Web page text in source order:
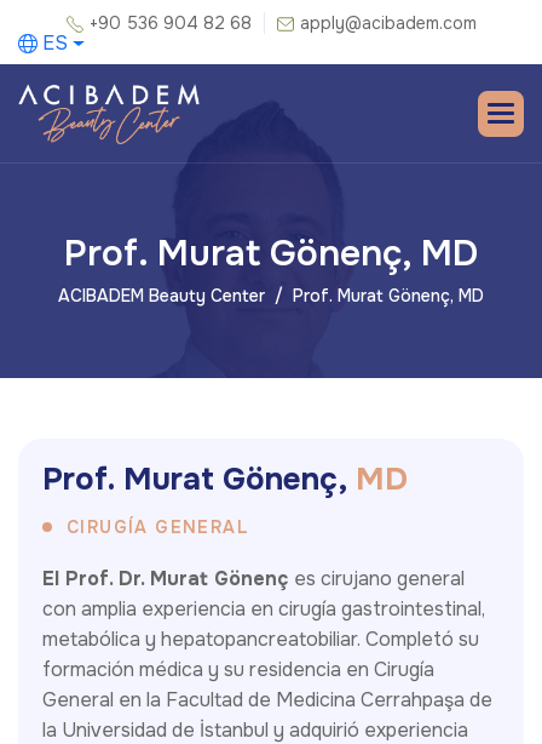
+90 536 904 82 68 apply@acibadem.com
ES
Prof. Murat Gönenç, MD
ACIBADEM Beauty Center Prof. Murat Gönenç, MD
Prof. Murat Gönenç, MD
CIRUGÍA GENERAL
El Prof. Dr. Murat Gönenç es cirujano general
con amplia experiencia en cirugía gastrointestinal,
metabólica y hepatopancreatobiliar. Completó su
formación médica y su residencia en Cirugía
General en la Facultad de Medicina Cerrahpaşa de
la Universidad de İstanbul y adquirió experiencia